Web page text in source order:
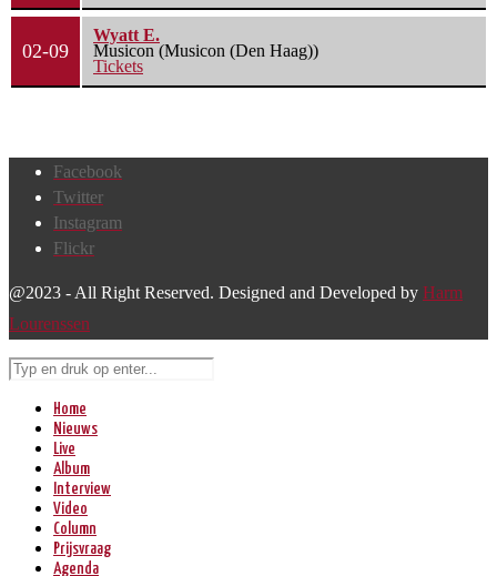
02-09
Wyatt E.
Musicon (Musicon (Den Haag))
Tickets
Facebook
Twitter
Instagram
Flickr
@2023 - All Right Reserved. Designed and Developed by Harm
Lourenssen
Home
Nieuws
Live
Album
Interview
Video
Column
Prijsvraag
Agenda